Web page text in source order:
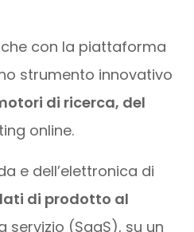
con la piattaforma
strumento innovativo
di ricerca, del
online.
e dell’elettronica di
di prodotto al
servizio (SaaS), su un